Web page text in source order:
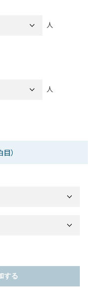
人
人
目）
する